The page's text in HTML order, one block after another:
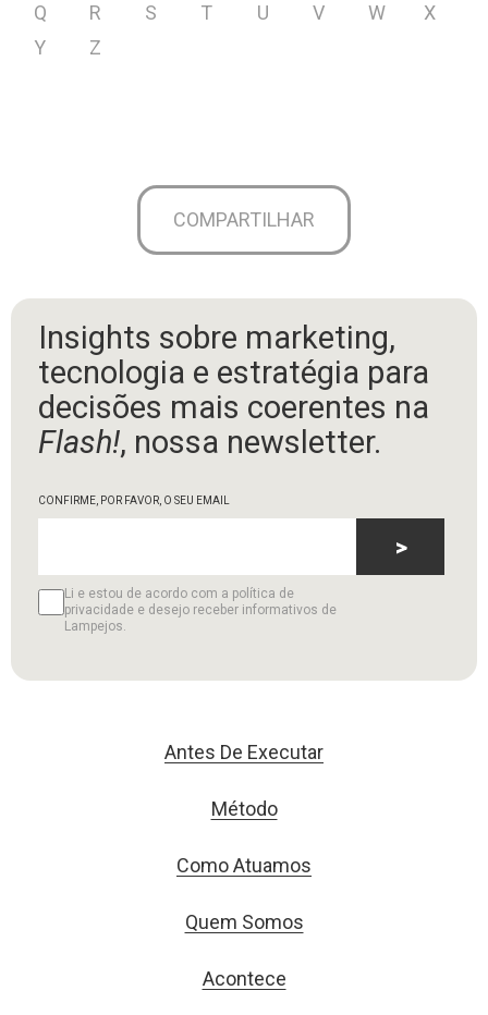
Q
R S T U V W
X
Y
Z
COMPARTILHAR
Insights sobre marketing,
tecnologia e estratégia para
decisões mais coerentes na
Flash!, nossa newsletter.
CONFIRME, POR FAVOR, O SEU EMAIL
Li e estou de acordo com a política de
privacidade e desejo receber informativos de
Lampejos.
>
Antes De Executar
Método
Como Atuamos
Quem Somos
Acontece